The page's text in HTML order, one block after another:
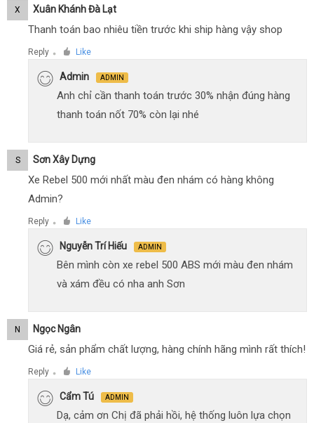
X Xuân Khánh Đà Lạt
Thanh toán bao nhiêu tiền trước khi ship hàng vậy shop
Reply ● Like
Admin ADMIN
Anh chỉ cần thanh toán trước 30% nhận đúng hàng
thanh toán nốt 70% còn lại nhé
S Sơn Xây Dựng
Xe Rebel 500 mới nhất màu đen nhám có hàng không
Admin?
Reply ● Like
Nguyễn Trí Hiếu ADMIN
Bên mình còn xe rebel 500 ABS mới màu đen nhám
và xám đều có nha anh Sơn
N Ngọc Ngân
Giá rẻ, sản phẩm chất lượng, hàng chính hãng mình rất thích!
Reply ● Like
Cẩm Tú ADMIN
Dạ, cảm ơn Chị đã phải hồi, hệ thống luôn lựa chọn